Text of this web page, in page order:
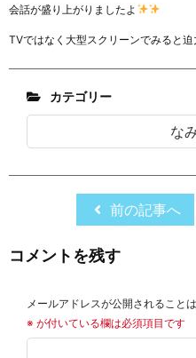
会話が盛り上がりましたよ
TVではなく大型スクリーンでみると
カテゴリー
な
前の記事へ
コメントを残す
メールアドレスが公開されることは
※ が付いている欄は必須項目です